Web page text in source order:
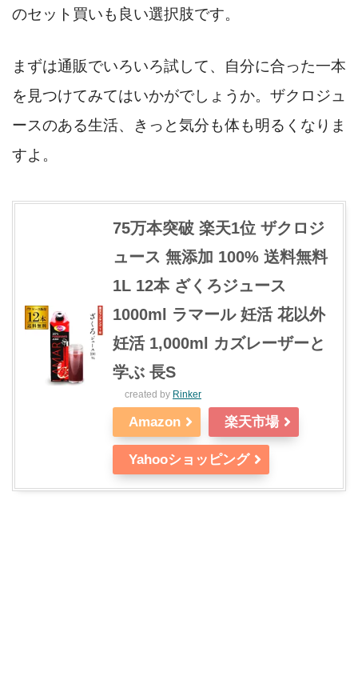
のセット買いも良い選択肢です。
まずは通販でいろいろ試して、自分に合った一本
を見つけてみてはいかがでしょうか。ザクロジュ
ースのある生活、きっと気分も体も明るくなりま
すよ。
75万本突破 楽天1位 ザクロジ
ュース 無添加 100% 送料無料
1L 12本 ざくろジュース
1000ml ラマール 妊活 花以外
妊活 1,000ml カズレーザーと
学ぶ 長S
created by Rinker
Amazon 楽天市場
Yahooショッピング